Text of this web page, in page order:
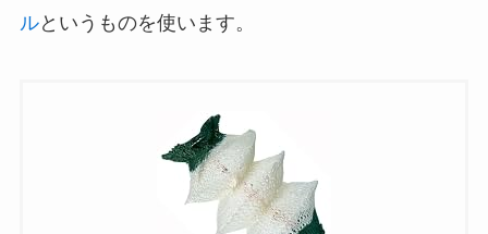
ルというものを使います。